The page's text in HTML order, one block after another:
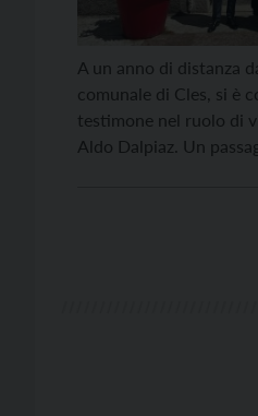
A un anno di distanza
comunale di Cles, si è
testimone nel ruolo di
Aldo Dalpiaz. Un